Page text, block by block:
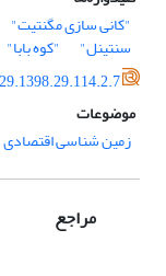
"کانی سازی مگنتیت"
سنتینل" "کوه بابا"
موضوعات
زمین شناسی اقتصادی
مراجع